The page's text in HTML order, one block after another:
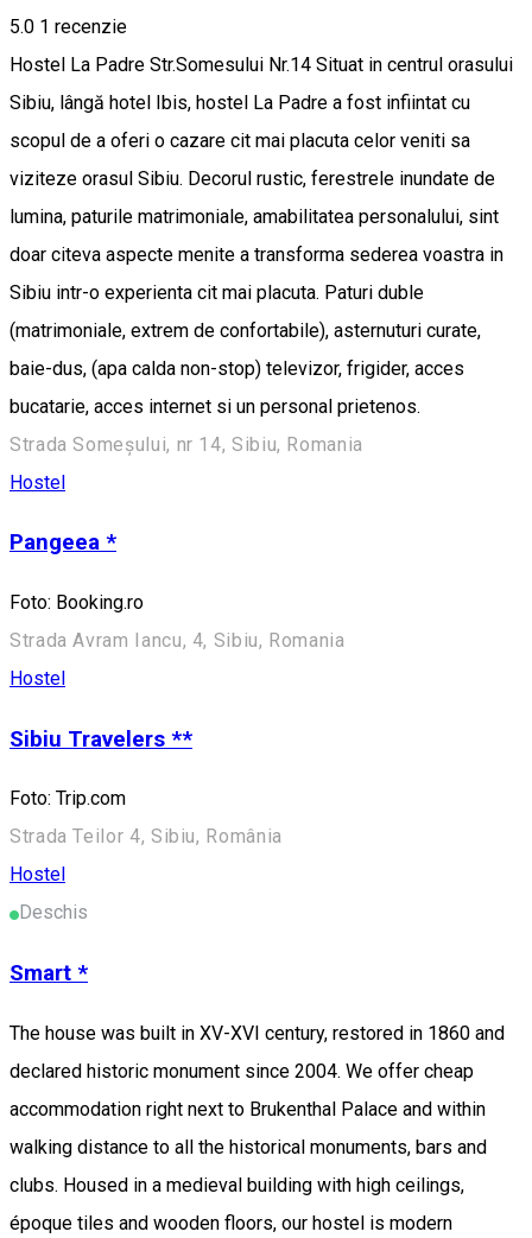
5.0 1 recenzie
Hostel La Padre Str.Somesului Nr.14 Situat in centrul orasului
Sibiu, lângă hotel Ibis, hostel La Padre a fost infiintat cu
scopul de a oferi o cazare cit mai placuta celor veniti sa
viziteze orasul Sibiu. Decorul rustic, ferestrele inundate de
lumina, paturile matrimoniale, amabilitatea personalului, sint
doar citeva aspecte menite a transforma sederea voastra in
Sibiu intr-o experienta cit mai placuta. Paturi duble
(matrimoniale, extrem de confortabile), asternuturi curate,
baie-dus, (apa calda non-stop) televizor, frigider, acces
bucatarie, acces internet si un personal prietenos.
Strada Someșului, nr 14, Sibiu, Romania
Hostel
Pangeea *
Foto: Booking.ro
Strada Avram Iancu, 4, Sibiu, Romania
Hostel
Sibiu Travelers **
Foto: Trip.com
Strada Teilor 4, Sibiu, România
Hostel
Deschis
Smart *
The house was built in XV-XVI century, restored in 1860 and
declared historic monument since 2004. We offer cheap
accommodation right next to Brukenthal Palace and within
walking distance to all the historical monuments, bars and
clubs. Housed in a medieval building with high ceilings,
époque tiles and wooden floors, our hostel is modern